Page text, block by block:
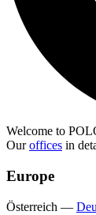
Welcome to
Ouroffices in
Europe
Österreich —